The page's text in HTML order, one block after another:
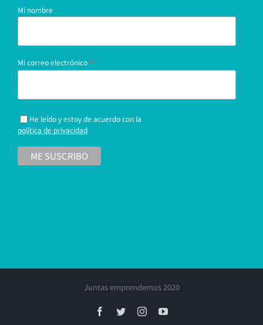
Mi nombre
Mi correo electrónico *
He leído y estoy de acuerdo con la
política de privacidad
Juntas emprendemos 2020
Facebook
TwitterInstagramYouTube